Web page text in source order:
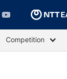
Competition